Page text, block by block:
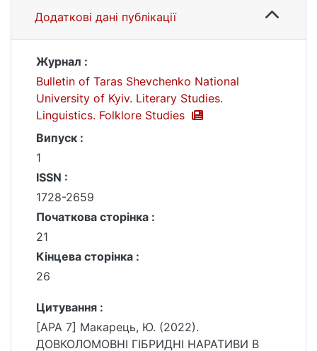
Додаткові дані публікації
Журнал :
Bulletin of Taras Shevchenko National
University of Kyiv. Literary Studies.
Linguistics. Folklore Studies
Випуск :
1
ISSN :
1728-2659
Початкова сторінка :
21
Кінцева сторінка :
26
Цитування :
[APA 7] Макарець, Ю. (2022).
ДОВКОЛОМОВНІ ГІБРИДНІ НАРАТИВИ В